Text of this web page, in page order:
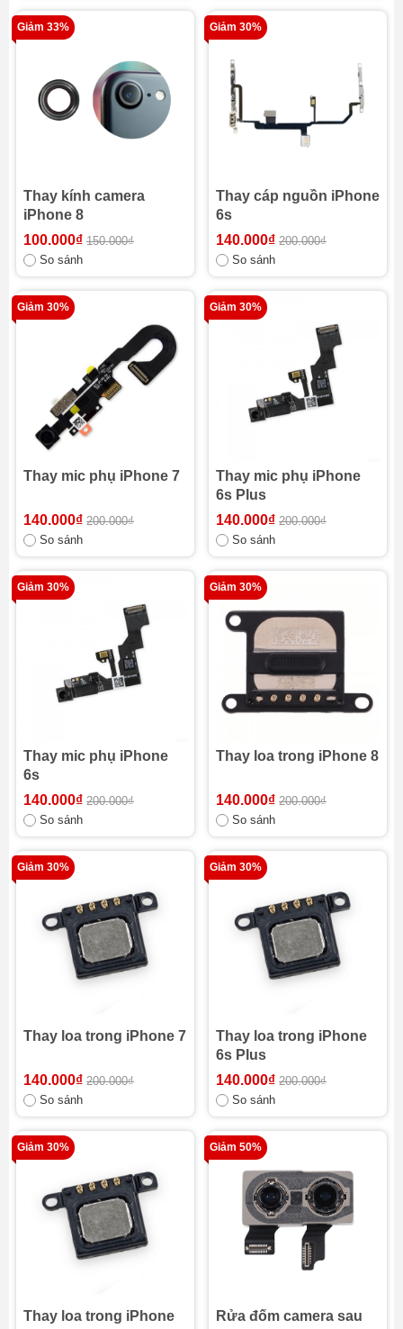
Giảm 33%
Thay kính camera
iPhone 8
100.000₫ 150.000₫
So sánh
Giảm 30%
Thay cáp nguồn iPhone
6s
140.000₫ 200.000₫
So sánh
Giảm 30%
Thay mic phụ iPhone 7
140.000₫ 200.000₫
So sánh
Giảm 30%
Thay mic phụ iPhone
6s Plus
140.000₫ 200.000₫
So sánh
Giảm 30%
Thay mic phụ iPhone
6s
140.000₫ 200.000₫
So sánh
Giảm 30%
Thay loa trong iPhone 8
140.000₫ 200.000₫
So sánh
Giảm 30%
Thay loa trong iPhone 7
140.000₫ 200.000₫
So sánh
Giảm 30%
Thay loa trong iPhone
6s Plus
140.000₫ 200.000₫
So sánh
Giảm 30%
Thay loa trong iPhone
Giảm 50%
Rửa đốm camera sau